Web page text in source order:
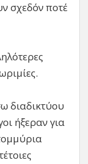
σχεδόν ποτέ
διαδικτύου
ήξεραν για